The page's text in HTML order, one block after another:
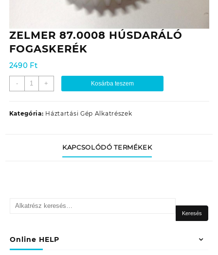
ZELMER 87.0008 HÚSDARÁLÓ
FOGASKERÉK
2490 Ft
-
ZELMER
87.0008
FOGASKERÉK
+ Kosárba teszem
Kategória: Háztartási Gép Alkatrészek
KAPCSOLÓDÓ TERMÉKEK
Keresés
Keresés
Online HELP